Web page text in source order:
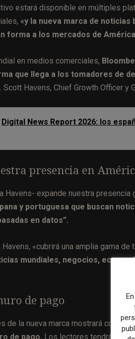
estará disponible en múltiples
«y la nueva marca de
forma a los mercados de
en medios comerciales,
que llega a los tomadores de
Scott Havens, Chief Growth Officer
Digital News Report 2026: los
presencia en
Havens- expande nuestra presencia
y portuguesa que buscan
en datos”.
«cubrirá una amplia gama
mundiales, negocios,
de pago
de la nueva marca mostrará
de pago. Los lectores tendrán